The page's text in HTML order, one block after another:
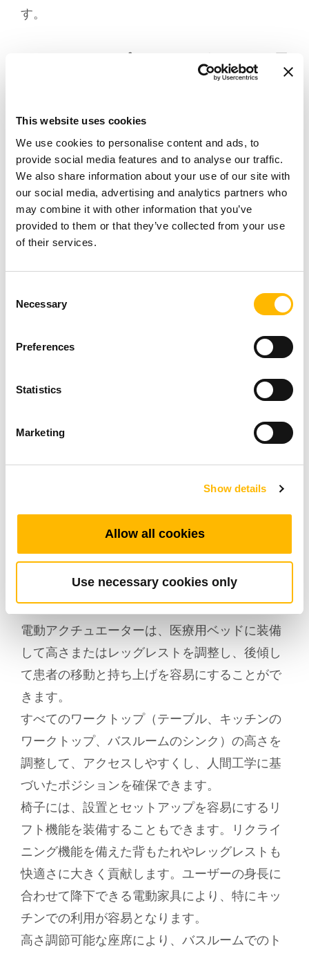
This website uses cookies
We use cookies to personalise content and ads, to
provide social media features and to analyse our traffic.
We also share information about your use of our site with
our social media, advertising and analytics partners who
may combine it with other information that you’ve
provided to them or that they’ve collected from your use
of their services.
Selection
Necessary
Preferences
Statistics
Marketing
Show details
Allow all cookies
Use necessary cookies only
す。
アクセスランプやリフトゲート用の電
電動アクチュエーターの1つ、
います。押し/引張りの最大負荷が8,000Nであ
るため、重負荷に対応できます。屋外環境に特
に適しており、過酷な条件（天候、塵埃、湿度
など）にも対応します。IP69K定格により、高
圧ウォータージェットで洗浄できるため、さら
家庭内での動作の自由
障害者の日常生活を改善するには、家庭用の機
器も重要となります。ユーザーの自立性を高
め、家庭内のすべての部屋で快適性と安全性を
確保するために、すべてのアクセスと機器を再
設計する必要があります。
電動アクチュエーターは、医療用ベッドに装備
して高さまたはレッグレストを調整し、後傾し
て患者の移動と持ち上げを容易にすることがで
きます。
すべてのワークトップ（テーブル、キッチンの
ワークトップ、バスルームのシンク）の高さを
調整して、アクセスしやすくし、人間工学に基
づいたポジションを確保できます。
椅子には、設置とセットアップを容易にするリ
フト機能を装備することもできます。リクライ
ニング機能を備えた背もたれやレッグレストも
快適さに大きく貢献します。ユーザーの身長に
合わせて降下できる電動家具により、特にキッ
チンでの利用が容易となります。
高さ調節可能な座席により、バスルームでのト